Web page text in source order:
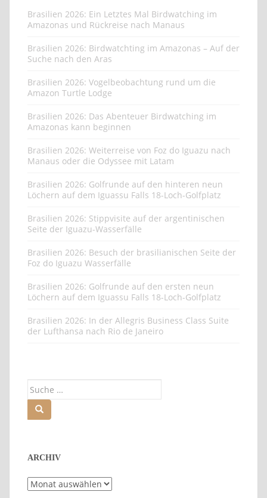
Brasilien 2026: Ein Letztes Mal Birdwatching im
Brasilien 2026: Birdwatchting im Amazonas – Auf der
Brasilien 2026: Vogelbeobachtung rund um die
Amazon Turtle Lodge
Brasilien 2026: Das Abenteuer Birdwatching im
Amazonas kann beginnen
Brasilien 2026: Weiterreise von Foz do Iguazu nach
Manaus oder die Odyssee mit Latam
Brasilien 2026: Golfrunde auf den hinteren neun
Löchern auf dem Iguassu Falls 18-Loch-Golfplatz
Brasilien 2026: Stippvisite auf der argentinischen
Seite der Iguazu-Wasserfälle
Brasilien 2026: Besuch der brasilianischen Seite der
Foz do Iguazu Wasserfälle
Brasilien 2026: Golfrunde auf den ersten neun
Löchern auf dem Iguassu Falls 18-Loch-Golfplatz
Brasilien 2026: In der Allegris Business Class Suite
der Lufthansa nach Rio de Janeiro
Archiv